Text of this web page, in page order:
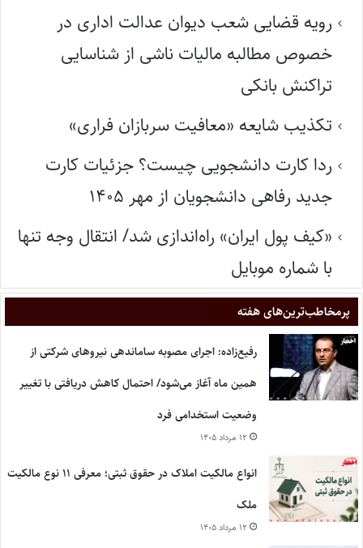
رویه قضایی شعب دیوان عدالت اداری در
خصوص مطالبه مالیات ناشی از شناسایی
تراکنش بانکی
تکذیب شایعه «معافیت سربازان فراری»
ردا کارت دانشجویی چیست؟ جزئیات کارت
جدید رفاهی دانشجویان از مهر ۱۴۰۵
«کیف پول ایران» راه‌اندازی شد/ انتقال وجه تنها
با شماره موبایل
پر‌مخاطب‌ترین‌های هفته
رفیع‌زاده: اجرای مصوبه ساماندهی نیروهای شرکتی از
همین ماه آغاز می‌شود/ احتمال کاهش دریافتی با تغییر
وضعیت استخدامی فرد
۱۲ مرداد ۱۴۰۵
انواع مالکیت املاک در حقوق ثبتی؛ معرفی ۱۱ نوع مالکیت
ملک
۱۲ مرداد ۱۴۰۵